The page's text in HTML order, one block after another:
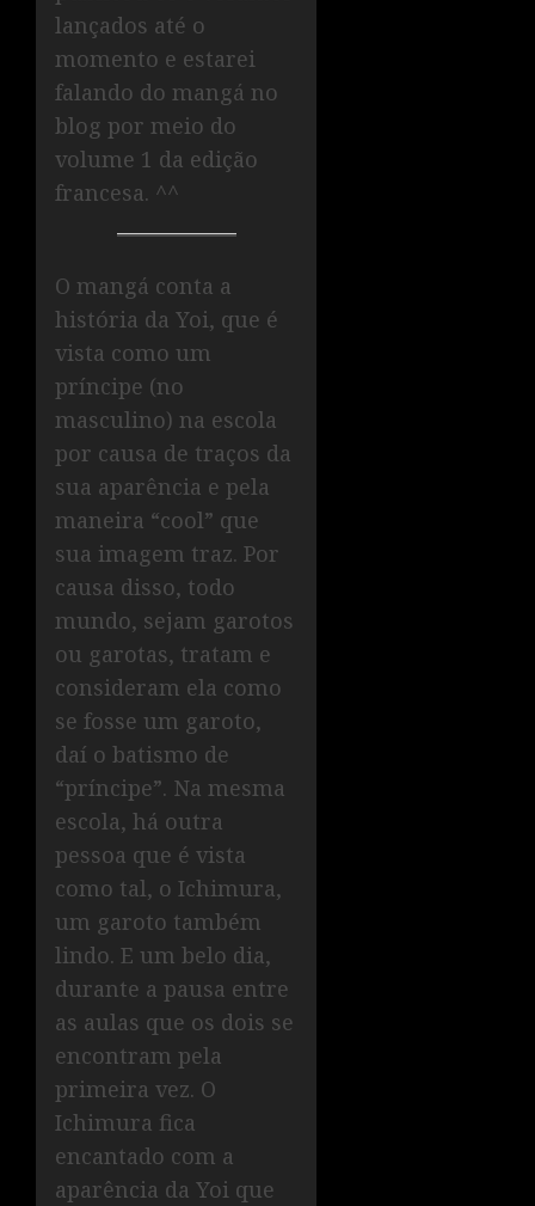
lançados até o
momento e estarei
falando do mangá no
blog por meio do
volume 1 da edição
francesa. ^^
O mangá conta a
história da Yoi, que é
vista como um
príncipe (no
masculino) na escola
por causa de traços da
sua aparência e pela
maneira “cool” que
sua imagem traz. Por
causa disso, todo
mundo, sejam garotos
ou garotas, tratam e
consideram ela como
se fosse um garoto,
daí o batismo de
“príncipe”. Na mesma
escola, há outra
pessoa que é vista
como tal, o Ichimura,
um garoto também
lindo. E um belo dia,
durante a pausa entre
as aulas que os dois se
encontram pela
primeira vez. O
Ichimura fica
encantado com a
aparência da Yoi que